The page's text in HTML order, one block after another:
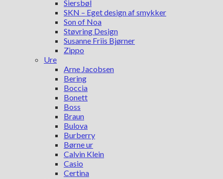
Siersbøl
SKN – Eget design af smykker
Son of Noa
Støvring Design
Susanne Friis Bjørner
Zippo
Ure
Arne Jacobsen
Bering
Boccia
Bonett
Boss
Braun
Bulova
Burberry
Børne ur
Calvin Klein
Casio
Certina